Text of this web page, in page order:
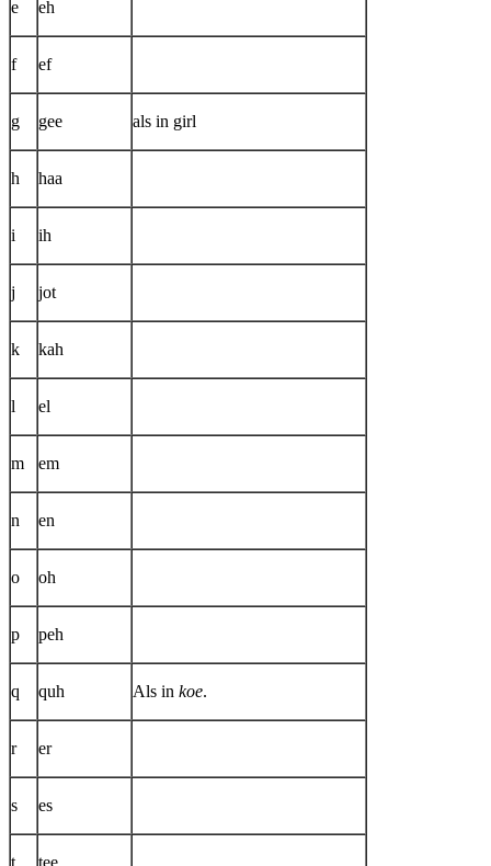
e eh
f ef
g gee als in girl
h haa
i ih
j jot
k kah
l el
m em
n en
o oh
p peh
q quh Als in koe.
r er
s es
t tee